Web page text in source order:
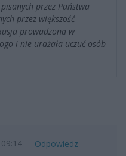
przez Państwa
przez większość
prowadzona w
i nie urażała uczuć osób
Odpowiedz